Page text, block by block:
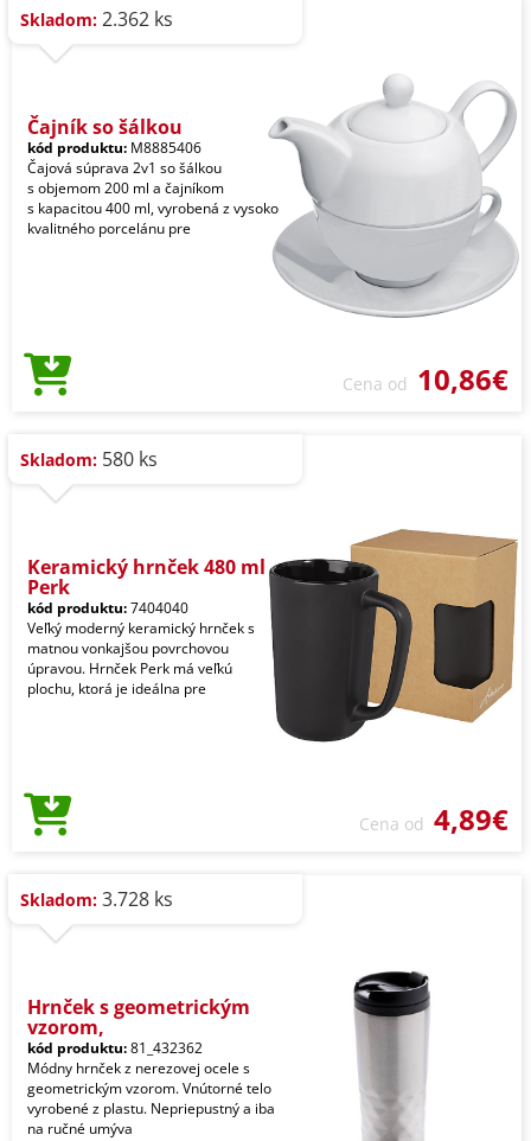
Skladom: 2.362 ks
Čajník so šálkou
kód produktu: M8885406
Čajová súprava 2v1 so šálkou
s objemom 200 ml a čajníkom
s kapacitou 400 ml, vyrobená z vysoko
kvalitného porcelánu pre
Cena od 10,86€
Skladom: 580 ks
Keramický hrnček 480 ml
Perk
kód produktu:7404040
Veľký moderný keramický hrnček s
matnou vonkajšou povrchovou
úpravou. Hrnček Perk má veľkú
plochu, ktorá je ideálna pre
Cena od 4,89€
Skladom: 3.728 ks
Hrnček s geometrickým
vzorom,
kód produktu:81_432362
Módny hrnček z nerezovej ocele s
geometrickým vzorom. Vnútorné telo
vyrobené z plastu. Nepriepustný a iba
na ručné umýva